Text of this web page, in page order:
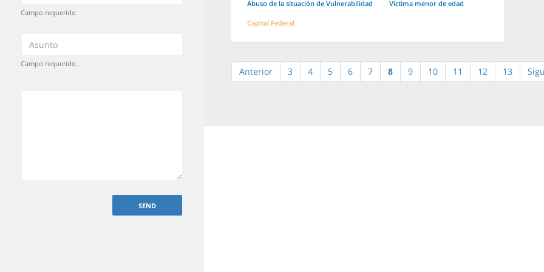
Campo requerido.
Campo requerido.
Abuso de la situación de Vulnerabilidad Víctima menor de edad
Capital Federal
Anterior 3 4 5 6 7 8 9 10 11 12 13